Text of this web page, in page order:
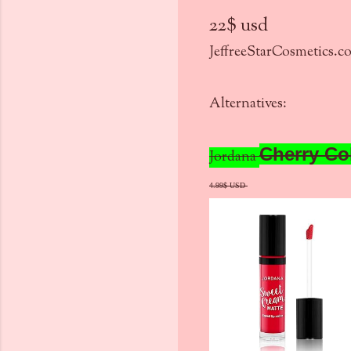
22$ usd
Alternatives:
JordanaCherry
4.99$ USD